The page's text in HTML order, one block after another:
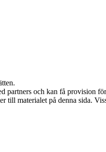
partners och kan få provision
till materialet på denna sida.